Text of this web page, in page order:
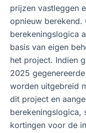
prijzen vastleggen
opnieuw berekend.
berekeningslogica
basis van eigen
het project. Indien
2025
worden uitgebreid
dit project en
berekeningslogica,
kortingen voor de